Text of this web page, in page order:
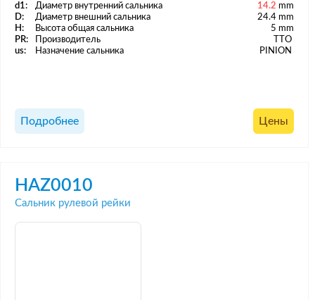
d1:
Диаметр внутренний сальника 14.2 mm
D:
Диаметр внешний сальника
24.4 mm
H:
Высота общая сальника
5 mm
PR:
Производитель
TTO
us:
Назначение сальника PINION
Подробнее Цены
HAZ0010
Сальник рулевой рейки